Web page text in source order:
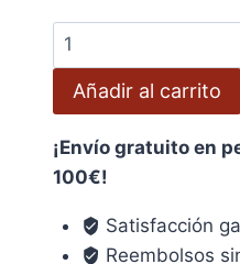
10,91€.8,73€.
Alcotana
814
Gramos
Mango
Fibra
Vidrio
Añadir al carrito
¡Envío gratuito en
100€!
Satisfacción
Reembolsos